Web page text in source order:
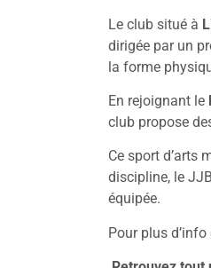
Le club situé à
dirigée par un
la forme
En rejoignant le
club propose
Ce sport d’arts
discipline, le
équipée.
Pour plus